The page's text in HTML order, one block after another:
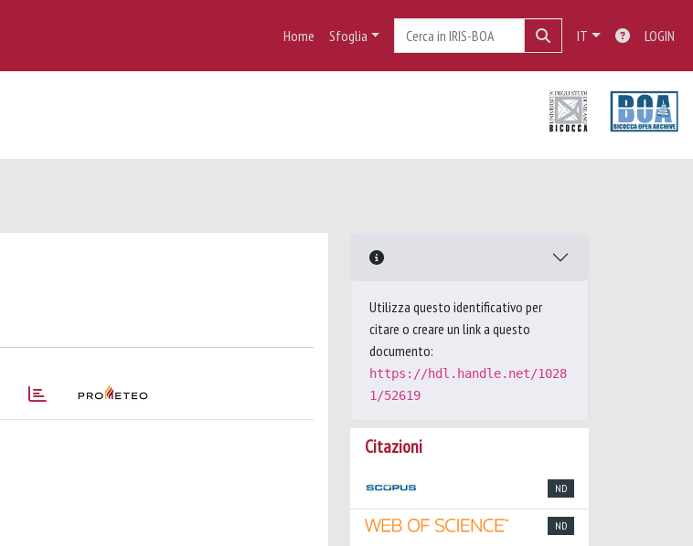
Home Sfoglia IT LOGIN
Utilizza questo identificativo per
citare o creare un link a questo
documento:
https://hdl.handle.net/1028
1/52619
Citazioni
ND
ND